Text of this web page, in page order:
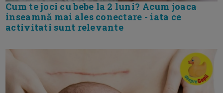
Cum te joci cu bebe la 2 luni? Acum joaca
inseamnă mai ales conectare - iata ce
activitati sunt relevante